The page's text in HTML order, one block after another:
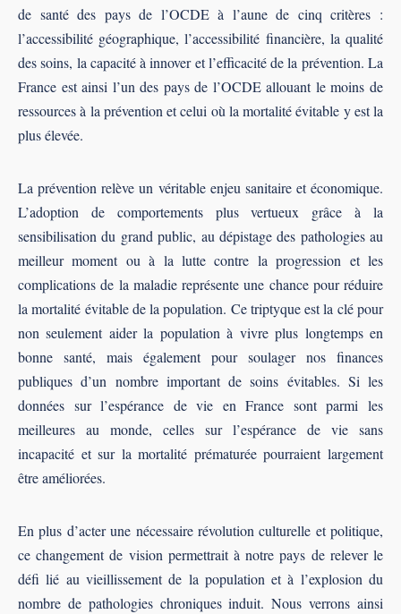
de santé des pays de l’OCDE à l’aune de cinq critères :
l’accessibilité géographique, l’accessibilité financière, la qualité
des soins, la capacité à innover et l’efficacité de la prévention. La
France est ainsi l’un des pays de l’OCDE allouant le moins de
ressources à la prévention et celui où la mortalité évitable y est la
plus élevée.
La prévention relève un véritable enjeu sanitaire et économique.
L’adoption de comportements plus vertueux grâce à la
sensibilisation du grand public, au dépistage des pathologies au
meilleur moment ou à la lutte contre la progression et les
complications de la maladie représente une chance pour réduire
la mortalité évitable de la population. Ce triptyque est la clé pour
non seulement aider la population à vivre plus longtemps en
bonne santé, mais également pour soulager nos finances
publiques d’un nombre important de soins évitables. Si les
données sur l’espérance de vie en France sont parmi les
meilleures au monde, celles sur l’espérance de vie sans
incapacité et sur la mortalité prématurée pourraient largement
être améliorées.
En plus d’acter une nécessaire révolution culturelle et politique,
ce changement de vision permettrait à notre pays de relever le
défi lié au vieillissement de la population et à l’explosion du
nombre de pathologies chroniques induit. Nous verrons ainsi